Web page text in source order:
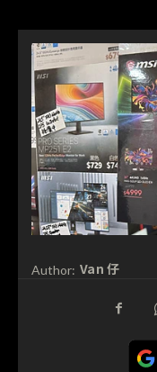
Author: Van 仔